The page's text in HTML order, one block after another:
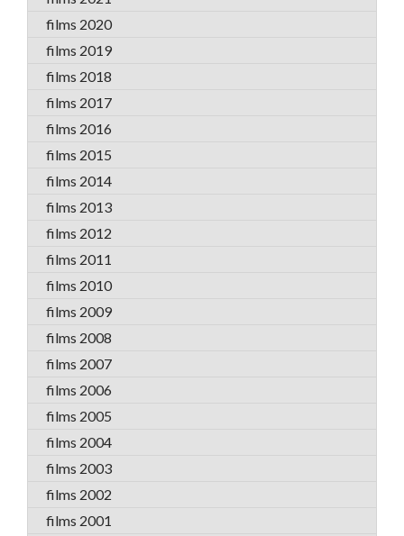
films 2020
films 2019
films 2018
films 2017
films 2016
films 2015
films 2014
films 2013
films 2012
films 2011
films 2010
films 2009
films 2008
films 2007
films 2006
films 2005
films 2004
films 2003
films 2002
films 2001